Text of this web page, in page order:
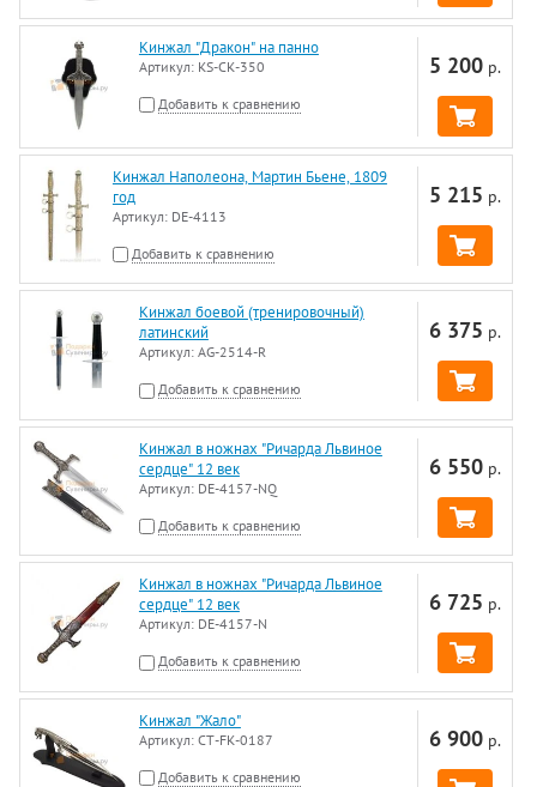
5 200 р.
Кинжал "Дракон" на панно
Артикул:KS-CK-350
Добавить к сравнению
5 215 р.
Кинжал Наполеона, Мартин Бьене, 1809
год
Артикул:DE-4113
Добавить к сравнению
6 375 р.
Кинжал боевой (тренировочный)
латинский
Артикул:AG-2514-R
Добавить к сравнению
6 550 р.
Кинжал в ножнах "Ричарда Львиное
сердце" 12 век
Артикул:DE-4157-NQ
Добавить к сравнению
6 725 р.
Кинжал в ножнах "Ричарда Львиное
сердце" 12 век
Артикул:DE-4157-N
Добавить к сравнению
6 900 р.
Кинжал "Жало"
Артикул:CT-FK-0187
Добавить к сравнению